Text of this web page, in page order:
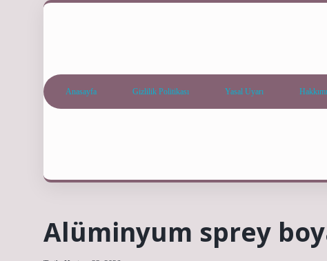
Anasayfa Gizlilik Politikası Yasal Uyarı
Alüminyum sprey